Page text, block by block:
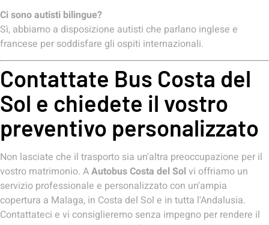
Ci sono autisti bilingue?
Sì, abbiamo a disposizione autisti che parlano inglese e
francese per soddisfare gli ospiti internazionali.
Contattate Bus Costa del
Sol e chiedete il vostro
preventivo personalizzato
Non lasciate che il trasporto sia un'altra preoccupazione per il
vostro matrimonio. AAutobus Costa del Solvi offriamo un
servizio professionale e personalizzato con un'ampia
copertura a Malaga, in Costa del Sol e in tutta l'Andalusia.
Contattateci e vi consiglieremo senza impegno per rendere il